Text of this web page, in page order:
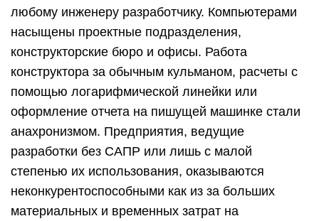
любому инженеру разработчику. Компьютерами
насыщены проектные подразделения,
конструкторские бюро и офисы. Работа
конструктора за обычным кульманом, расчеты с
помощью логарифмической линейки или
оформление отчета на пишущей машинке стали
анахронизмом. Предприятия, ведущие
разработки без САПР или лишь с малой
степенью их использования, оказываются
неконкурентоспособными как из за больших
материальных и временных затрат на